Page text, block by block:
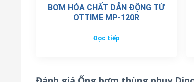
BƠM HÓA CHẤT DẪN ĐỘNG TỪ
OTTIME MP-120R
Đọc tiếp